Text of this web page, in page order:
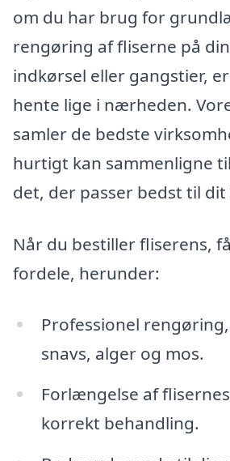
om du har brug for
rengøring af fliserne på
indkørsel eller gangstier,
hente lige i nærheden.
samler de bedste
hurtigt kan sammenligne
det, der passer bedst til dit
Når du bestiller fliserens,
fordele, herunder:
Professionel
snavs, alger og mos.
Forlængelse af
korrekt behandling.